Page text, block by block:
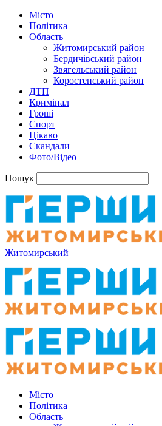
Місто
Політика
Область
Житомирський район
Бердичівський район
Звягельський район
Коростенський район
ДТП
Кримінал
Гроші
Спорт
Цікаво
Скандали
Фото/Відео
Пошук
Житомирський
Місто
Політика
Область